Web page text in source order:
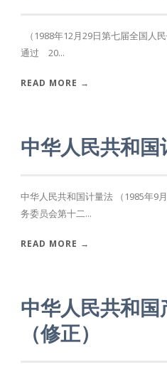
（1988年12月29日第七届全国人
通过 20...
READ MORE →
中华人民共和国
中华人民共和国计量法 （1985年9
务委员会第十二...
READ MORE →
中华人民共和
（修正）